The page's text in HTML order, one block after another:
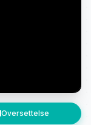
Oversettelse